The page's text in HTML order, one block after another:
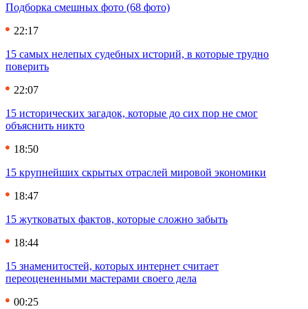
Подборка смешных фото (68 фото)
22:17
15 самых нелепых судебных историй, в которые трудно
поверить
22:07
15 исторических загадок, которые до сих пор не смог
объяснить никто
18:50
15 крупнейших скрытых отраслей мировой экономики
18:47
15 жутковатых фактов, которые сложно забыть
18:44
15 знаменитостей, которых интернет считает
переоцененными мастерами своего дела
00:25